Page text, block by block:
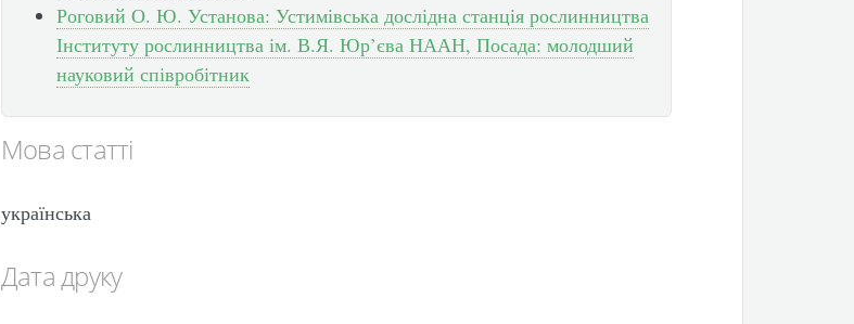
Роговий О. Ю. Установа: Устимівська дослідна станція рослинництва
Інституту рослинництва ім. В.Я. Юр’єва НААН, Посада: молодший
науковий співробітник
Мова статті
українська
Дата друку